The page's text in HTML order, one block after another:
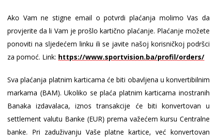
Ako Vam ne stigne email o potvrdi plaćanja molimo Vas da
provjerite da li Vam je prošlo kartično plaćanje. Plaćanje možete
ponoviti na sljedećem linku ili se javite našoj korisničkoj podršci
za pomoć. Link: https://www.sportvision.ba/profil/orders/
Sva plaćanja platnim karticama će biti obavljena u konvertibilnim
markama (BAM). Ukoliko se plaća platnim karticama inostranih
Banaka izdavalaca, iznos transakcije će biti konvertovan u
settlement valutu Banke (EUR) prema važećem kursu Centralne
banke. Pri zaduživanju Vaše platne kartice, već konvertovan